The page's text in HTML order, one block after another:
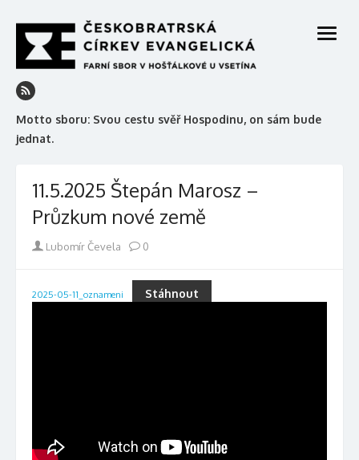
to
content
Motto sboru: Svou cestu svěř Hospodinu, on sám bude
jednat.
open
11.5.2025 Štepán Marosz –
Průzkum nové země
Author
Lubomír Čevela 0
2025-05-11_oznameni Stáhnout